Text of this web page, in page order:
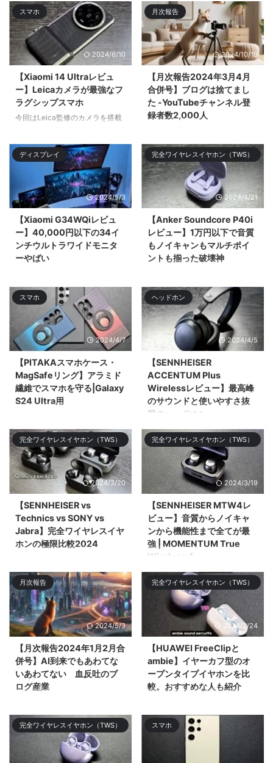
スマホ
2024/6/10
【Xiaomi 14 Ultraレビュ
ー】Leicaカメラが最強なフ
ラグシップスマホ
今回はLeica監修のカメラを搭載
る。Xiaomiのガチのフラ| ...
月次報告
2024/10/19
【月次報告2024年3月4月
合併号】ブログは捨てまし
た -YouTubeチャンネル登
録者数2,000人
り新入生や新クラス、新入社員な
ど新 ...
ディスプレイ
2024/5/3
【Xiaomi G34WQiレビュ
ー】40,000円以下の34イ
ンチウルトラワイドモニタ
ーやばい
UWQHD（3,440 × 1,440）のウ
ルトラワイドモニター「Xiaomi
G34WQi」 ...
完全ワイヤレスイヤホン（TWS）
2024/4/21
【Anker Soundcore P40i
レビュー】1万円以下で音質
もノイキャンもマルチポイ
ントも揃った破壊神
キャン優秀、マルチポイントにも
ワイӣ ...
スマホ
2024/4/7
【PITAKAスマホケース・
MagSafeリング】アラミド
繊維でスマホを守る|Galaxy
S24 Ultra用
PITAKAのアラミド繊維のケース
やMagSafeリング、スクリーン
プロ&# ...
ヘッドホン
2024/4/5
【SENNHEISER
ACCENTUM Plus
Wirelessレビュー】最高峰
のサウンドと使いやすさ抜
群のヘッドホン
今回はSENNHEISERのミドルレ
ンジモデル「SENNHEISER
ACCENTUM Plus Wireless」を
レビューする。ミドル ...
完全ワイヤレスイヤホン（TWS）
2024/3/20
【SENNHEISER vs
Technics vs SONY vs
Jabra】完全ワイヤレスイヤ
ホンの極限比較2024
完全ワイヤレスイヤホン
「SENNHEISER MOMENTUM
True Wireless 4」「SONY WF-
1000XM5 ...
完全ワイヤレスイヤホン（TWS）
2024/3/19
【SENNHEISER MTW4レ
ビュー】音質からノイキャ
ンから機能性まで全てが最
強 | MOMENTUM True
Wireless 4
今回は2024年のNo.1候補である
フラグシップ完全ワイヤレスイヤ
ホン「SENNHEISER
MOMENTUM Tru ...
月次報告
2024/5/3
【月次報告2024年1月2月合
併号】AI到来でもあわてな
いあわてない 血反吐のブ
ログ産業
次報告を合算して振り返りや感じ
たことをツ& ...
完全ワイヤレスイヤホン（TWS）
2024/2/24
【HUAWEI FreeClipと
ambie】イヤーカフ型のオ
ープンタイプイヤホンを比
較。おすすめな人も紹介
「ambie AM-TW01」と2024年
登場の「HUAWEI FreeClip」を比
較してどち ...
完全ワイヤレスイヤホン（TWS） スマホ